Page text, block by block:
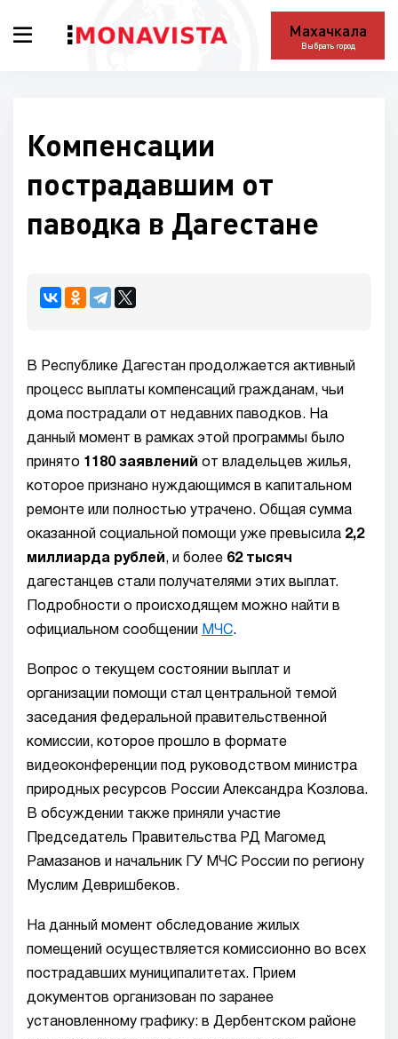
Махачкала
Выбрать город
Компенсации
пострадавшим от
паводка в Дагестане
В Республике Дагестан продолжается активный
процесс выплаты компенсаций гражданам, чьи
дома пострадали от недавних паводков. На
данный момент в рамках этой программы было
принято 1180 заявлений от владельцев жилья,
которое признано нуждающимся в капитальном
ремонте или полностью утрачено. Общая сумма
оказанной социальной помощи уже превысила 2,2
миллиарда рублей , и более 62 тысяч
дагестанцев стали получателями этих выплат.
Подробности о происходящем можно найти в
официальном сообщении
МЧС.
Вопрос о текущем состоянии выплат и
организации помощи стал центральной темой
заседания федеральной правительственной
комиссии, которое прошло в формате
видеоконференции под руководством министра
природных ресурсов России Александра Козлова.
В обсуждении также приняли участие
Председатель Правительства РД Магомед
Рамазанов и начальник ГУ МЧС России по региону
Муслим Девришбеков.
На данный момент обследование жилых
помещений осуществляется комиссионно во всех
пострадавших муниципалитетах. Прием
документов организован по заранее
установленному графику: в Дербентском районе